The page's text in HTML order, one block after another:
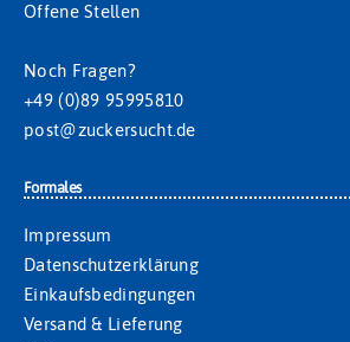
Offene Stellen
Noch Fragen?
+49 (0)89 95995810
post@zuckersucht.de
Formales
Impressum
Datenschutzerklärung
Einkaufsbedingungen
Versand & Lieferung